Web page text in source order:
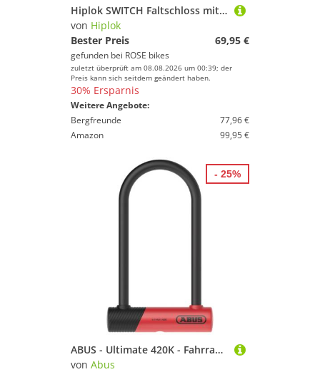
Hiplok SWITCH Faltschloss mit Clip + Ride-Halterung
von Hiplok
Bester Preis
69,95 €
gefunden bei ROSE bikes
zuletzt überprüft am 08.08.2026 um 00:39; der
Preis kann sich seitdem geändert haben.
30% Ersparnis
Weitere Angebote:
Bergfreunde
77,96 €
Amazon
99,95 €
ABUS - Ultimate 420K - Fahrradschloss Gr Bügelhöhe 140 mm grau
von Abus
- 25%